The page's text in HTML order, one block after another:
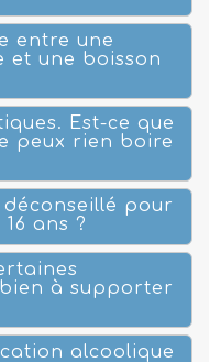
entre une
et une boisson
Est-ce que
peux rien boire
pour
ans ?
à supporter
alcoolique